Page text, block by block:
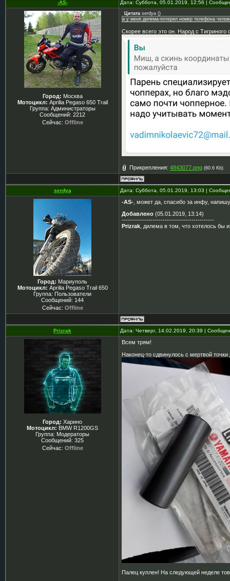
-AS- Дата: Суббота, 05.01.2019, 12:56 |
Город: Москва
Мотоцикл: Aprilia Pegaso 650 Trail
Группа: Администраторы
Сообщений: 2212
Сейчас: Offline
Цитата serdya ()
а у меня дилема-потерял номер телефона
Скорее всего это он. Народ с
Прикрепления: 4843077.png (60.6 Kb)
serdya Дата: Суббота, 05.01.2019, 13:03 |
Город: Мариуполь
Мотоцикл: Aprilia Pegaso Trail 650
Группа: Пользователи
Сообщений: 144
Сейчас: Offline
-AS- , может да, спасибо за инфу,
Добавлено (05.01.2019, 13:14)
---------------------------------------------
Prizrak , дилема в том, что хотелось бы
Prizrak Дата: Четверг, 14.02.2019, 20:39 |
Город: Харино
Мотоцикл: BMW R1200GS
Группа: Модераторы
Сообщений: 325
Сейчас: Offline
Всем трям!
Наконец-то сдвинулось с мертвой
Палец куплен! На следующей неделе